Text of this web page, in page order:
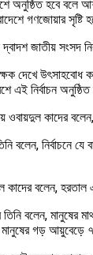
অনুষ্ঠিত হবে
গণজোয়ার সৃষ্টি
দ্বাদশ জাতীয়
দেখে
নির্বাচন অনুষ্ঠিত
ওবায়দুল কাদের
বলেন, নির্বাচনে
কাদের বলেন,
বলেন, মানুষের
গড় আয়ুবেড়ে